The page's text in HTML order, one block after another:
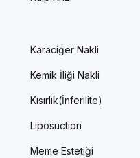
Karaciğer Nakli
Kemik İliği Nakli
Kısırlık(İnferilite)
Liposuction
Meme Estetiği